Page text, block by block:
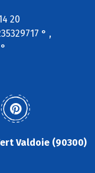
20
° ,
Valdoie (90300)